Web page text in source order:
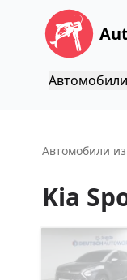
Автомобили
Автомобили
Kia